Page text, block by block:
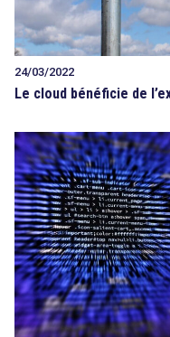
24/03/2022
Le cloud bénéficie de